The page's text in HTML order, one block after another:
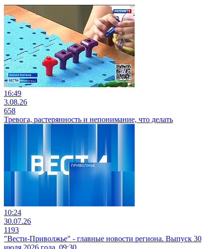
16:49
3.08.26
658
Тревога, растерянность и непонимание, что делать
10:24
30.07.26
1193
"Вести-Приволжье" - главные новости региона. Выпуск 30
июля 2026 года, 09:30